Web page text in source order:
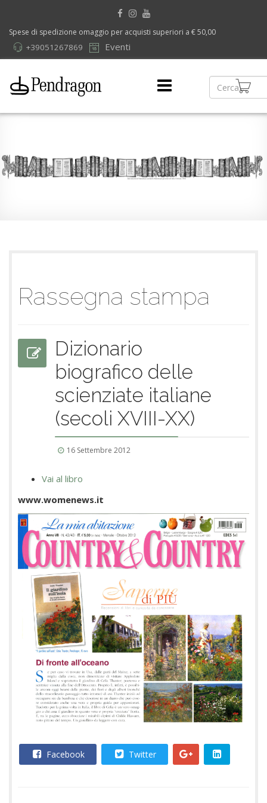
Spese di spedizione omaggio per acquisti superiori a € 50,00
Eventi
+39051267869
Rassegna stampa
Dizionario
biografico delle
scienziate italiane
(secoli XVIII-XX)
16 Settembre 2012
Vai al libro
www.womenews.it
Facebook Twitter